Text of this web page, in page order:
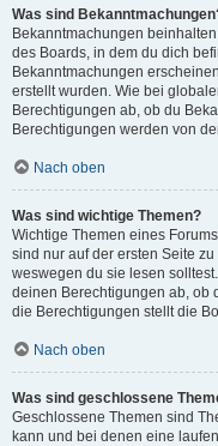
Was sind
Bekanntmachungen
des Boards, in dem du dich
Bekanntmachungen
erstellt wurden. Wie bei
Berechtigungen ab, ob du
Berechtigungen werden von
Nach oben
Was sind wichtige Themen?
Wichtige Themen eines
sind nur auf der ersten Seite
weswegen du sie lesen
deinen Berechtigungen ab, ob
die Berechtigungen stellt die
Nach oben
Was sind geschlossene
Geschlossene Themen sind
kann und bei denen eine